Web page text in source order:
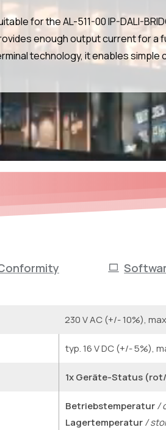
for the AL-511-00 IP-DALI-
enough output current for a
technology, it enables simple
230 V AC (+/- 10%),
typ. 16 V DC (+/- 5%),
1x Geräte-Status
Betriebstemperatur/
Lagertemperatur/